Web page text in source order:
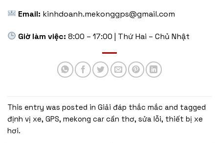
Email: kinhdoanh.mekonggps@gmail.com
Giờ làm việc: 8:00 – 17:00 | Thứ Hai – Chủ Nhật
This entry was posted in Giải đáp thắc mắc and tagged
định vị xe, GPS, mekong car cần thơ, sửa lỗi, thiết bị xe
hơi.